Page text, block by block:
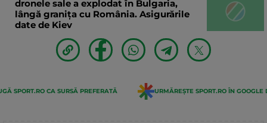
dronele sale a explodat în Bulgaria,
lângă granița cu România. Asigurările
date de Kiev
SPORT.RO CA SURSĂ PREFERATĂ URMĂREȘTE SPORT.RO ÎN GOOGLE